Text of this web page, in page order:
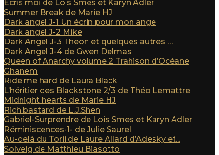
Ecris moi de Lois Smes et Karyn Adler
Summer Break de Marie HJ
Dark angel J-1 Un écrin pour mon ange
Dark angel J-2 Mike
Dark Angel J-3 Theon et quelques autres …
Dark Angel J-4 de Gwen Delmas
Queen of Anarchy volume 2 Trahison d’Océane
Ghanem
Ride me hard de Laura Black
L’héritier des Blackstone 2/3 de Théo Lemattre
Midnight hearts de Marie HJ
Rich bastard de L.J.Shen
Gabriel-Surprendre de Lois Smes et Karyn Adler
Réminiscences-1- de Julie Saurel
Au-delà du Torii de Laure Allard d’Adesky et...
Solveig de Matthieu Biasotto